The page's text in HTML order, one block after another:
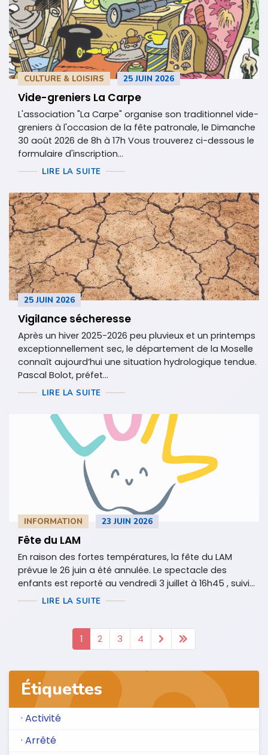
CULTURE & LOISIRS 25 JUIN 2026
Vide-greniers La Carpe
L'association "La Carpe" organise son traditionnel vide-
greniers à l'occasion de la fête patronale, le Dimanche
30 août 2026 de 8h à 17h Vous trouverez ci-dessous le
formulaire d'inscription...
LIRE LA SUITE
25 JUIN 2026
Vigilance sécheresse
Après un hiver 2025-2026 peu pluvieux et un printemps
exceptionnellement sec, le département de la Moselle
connaît aujourd’hui une situation hydrologique tendue.
Pascal Bolot, préfet...
LIRE LA SUITE
INFORMATION 23 JUIN 2026
Fête du LAM
En raison des fortes températures, la fête du LAM
prévue le 26 juin a été annulée. Le spectacle des
enfants est reporté au vendredi 3 juillet à 16h45 , suivi...
LIRE LA SUITE
1 2 3 4
Étiquettes
· Activité
· Arrêté